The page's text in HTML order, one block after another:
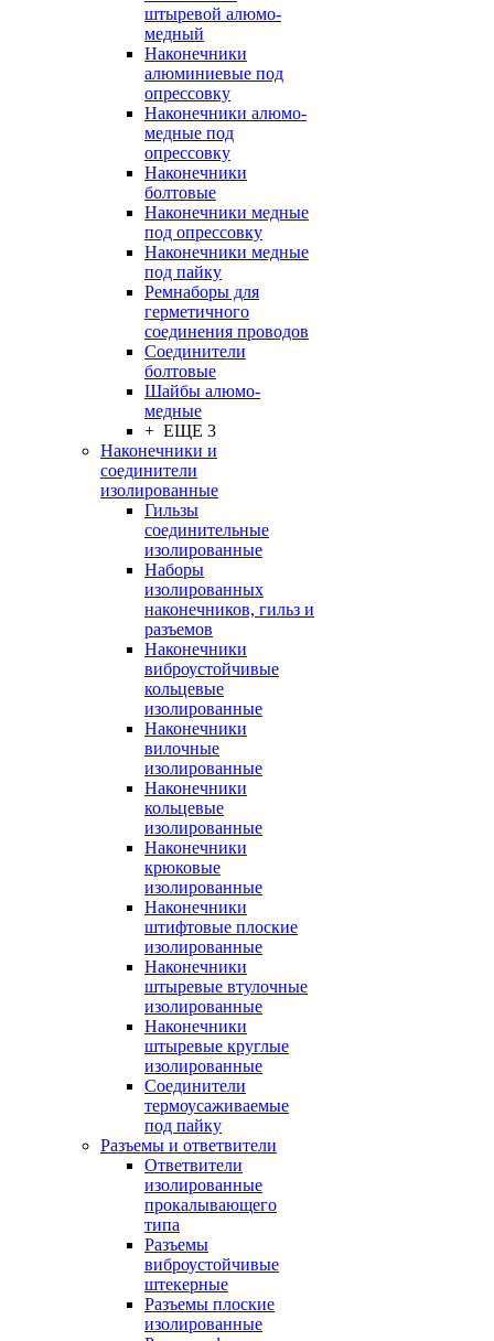
штыревой алюмо-
медный
Наконечники
алюминиевые под
опрессовку
Наконечники алюмо-
медные под
опрессовку
Наконечники
болтовые
Наконечники медные
под опрессовку
Наконечники медные
под пайку
Ремнаборы для
герметичного
соединения проводов
Соединители
болтовые
Шайбы алюмо-
медные
+ ЕЩЕ 3
Наконечники и
соединители
изолированные
Гильзы
соединительные
изолированные
Наборы
изолированных
наконечников, гильз и
разъемов
Наконечники
виброустойчивые
кольцевые
изолированные
Наконечники
вилочные
изолированные
Наконечники
кольцевые
изолированные
Наконечники
крюковые
изолированные
Наконечники
штифтовые плоские
изолированные
Наконечники
штыревые втулочные
изолированные
Наконечники
штыревые круглые
изолированные
Соединители
термоусаживаемые
под пайку
Разъемы и ответвители
Ответвители
изолированные
прокалывающего
типа
Разъемы
виброустойчивые
штекерные
Разъемы плоские
изолированные